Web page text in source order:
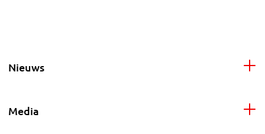
Nieuws
Media